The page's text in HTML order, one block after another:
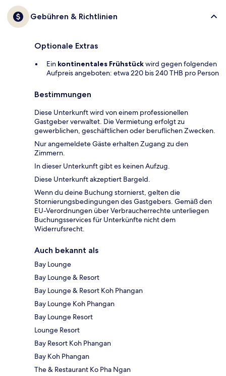
Gebühren & Richtlinien
Optionale Extras
Ein kontinentales Frühstückwird gegen folgenden
Aufpreis angeboten: etwa 220 bis 240 THB pro Person
Bestimmungen
Diese Unterkunft wird von einem professionellen
Gastgeber verwaltet. Die Vermietung erfolgt zu
gewerblichen, geschäftlichen oder beruflichen Zwecken.
Nur angemeldete Gäste erhalten Zugang zu den
Zimmern.
In dieser Unterkunft gibt es keinen Aufzug.
Diese Unterkunft akzeptiert Bargeld.
Wenn du deine Buchung stornierst, gelten die
Stornierungsbedingungen des Gastgebers. Gemäß den
EU-Verordnungen über Verbraucherrechte unterliegen
Buchungsservices für Unterkünfte nicht dem
Widerrufsrecht.
Auch bekannt als
Bay Lounge
Bay Lounge & Resort
Bay Lounge & Resort Koh Phangan
Bay Lounge Koh Phangan
Bay Lounge Resort
Lounge Resort
Bay Resort Koh Phangan
Bay Koh Phangan
The & Restaurant Ko Pha Ngan